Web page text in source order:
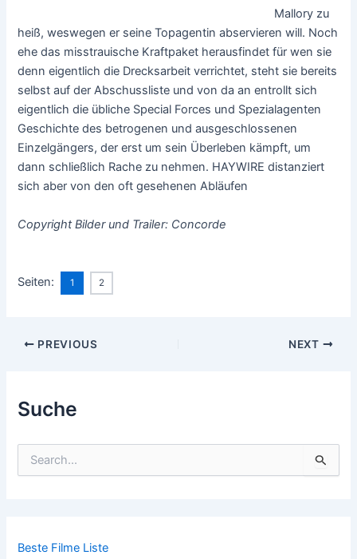
Suche
n
Beste Filme Liste
Mallory zu
heiß, weswegen er seine Topagentin abservieren will. Noch
ehe das misstrauische Kraftpaket herausfindet für wen sie
denn eigentlich die Drecksarbeit verrichtet, steht sie bereits
selbst auf der Abschussliste und von da an entrollt sich
eigentlich die übliche Special Forces und Spezialagenten
Geschichte des betrogenen und ausgeschlossenen
Einzelgängers, der erst um sein Überleben kämpft, um
dann schließlich Rache zu nehmen. HAYWIRE distanziert
sich aber von den oft gesehenen Abläufen
Copyright Bilder und Trailer: Concorde
Seiten: 1 2
Post
PREVIOUS NEXT